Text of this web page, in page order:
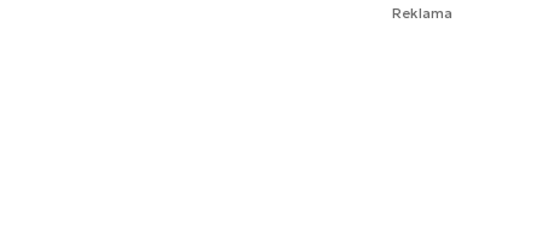
Reklama